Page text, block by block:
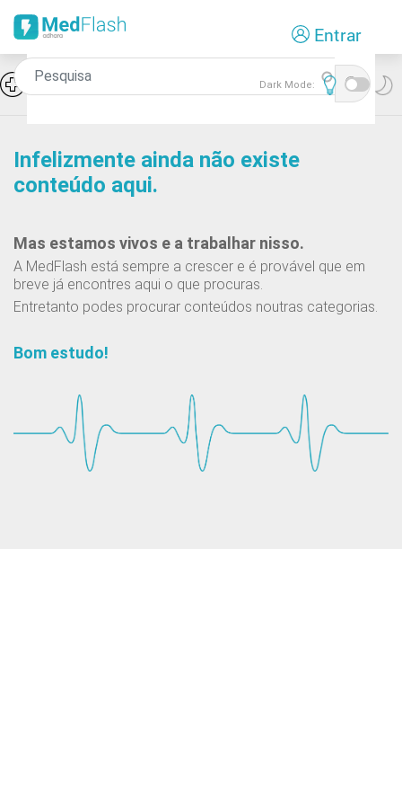
o
principal
Entrar
Icon Hiponatremia e SIADH Dark Mode:
Infelizmente ainda não existe
conteúdo aqui.
Mas estamos vivos e a trabalhar nisso.
A MedFlash está sempre a crescer e é provável que em
breve já encontres aqui o que procuras.
Entretanto podes procurar conteúdos noutras categorias.
Bom estudo!